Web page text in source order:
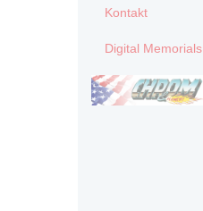
Kontakt
Digital Memorials